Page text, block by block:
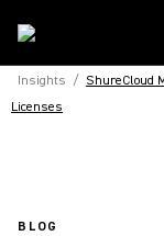
Insights / ShureCloud
Licenses
BLOG